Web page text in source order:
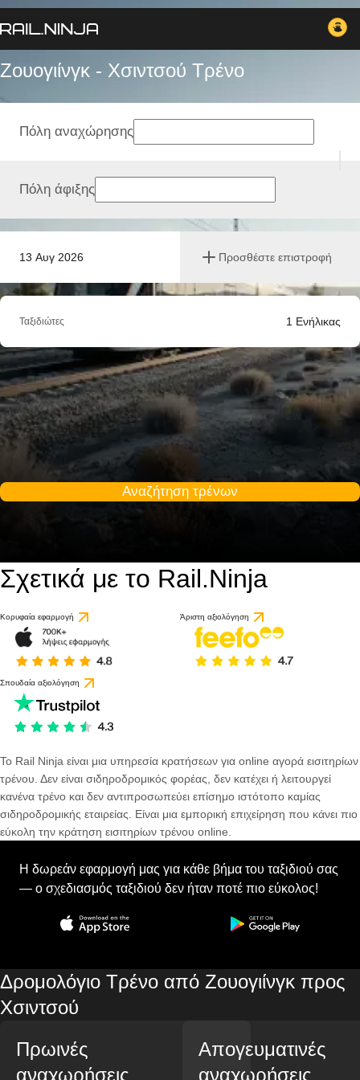
Ζουογιίνγκ - Χσιντσού Tρένο
13 Αυγ 2026 Προσθέστε επιστροφή
Πόλη αναχώρησης
Πόλη άφιξης
Ταξιδιώτες 1 Ενήλικας
Αναζήτηση τρένων
Σχετικά με το Rail.Ninja
Κορυφαία εφαρμογή Άριστη αξιολόγηση
Σπουδαία αξιολόγηση
Το Rail Ninja είναι μια υπηρεσία κρατήσεων για online αγορά εισιτηρίων
τρένου. Δεν είναι σιδηροδρομικός φορέας, δεν κατέχει ή λειτουργεί
κανένα τρένο και δεν αντιπροσωπεύει επίσημο ιστότοπο καμίας
σιδηροδρομικής εταιρείας. Είναι μια εμπορική επιχείρηση που κάνει πιο
εύκολη την κράτηση εισιτηρίων τρένου online.
Η δωρεάν εφαρμογή μας για κάθε βήμα του ταξιδιού σας
— ο σχεδιασμός ταξιδιού δεν ήταν ποτέ πιο εύκολος!
Δρομολόγιο Τρένο από Ζουογιίνγκ προς
Χσιντσού
Πρωινές
αναχωρήσεις
Απογευματινές
αναχωρήσεις